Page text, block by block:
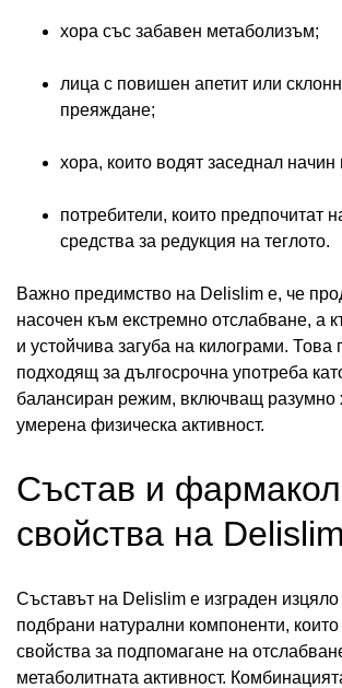
хора със забавен метаболизъм;
лица с повишен апетит или
преяждане;
хора, които водят заседнал начин
потребители, които предпочитат
средства за редукция на теглото.
Важно предимство на Delislim е, че
насочен към екстремно отслабване, а
и устойчива загуба на килограми. Това
подходящ за дългосрочна употреба
балансиран режим, включващ разумно
умерена физическа активност.
Състав и
свойства на Delislim
Съставът на Delislim е изграден
подбрани натурални компоненти,
свойства за подпомагане на
метаболитната активност.